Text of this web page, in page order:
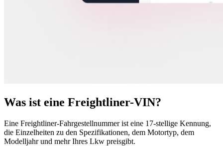
Was ist eine Freightliner-VIN?
Eine Freightliner-Fahrgestellnummer ist eine 17-stellige Kennung,
die Einzelheiten zu den Spezifikationen, dem Motortyp, dem
Modelljahr und mehr Ihres Lkw preisgibt.